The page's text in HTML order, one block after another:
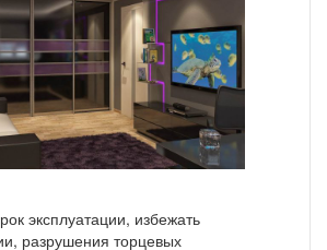
эксплуатации, избежать
разрушения торцевых